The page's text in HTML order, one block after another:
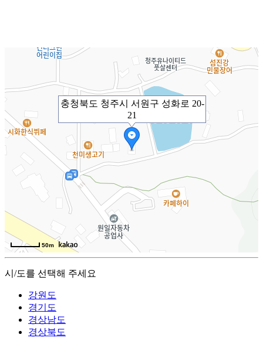
충청북도 청주시 서원구 성화로 20-
21
50m
시/도를 선택해 주세요
강원도
경기도
경상남도
경상북도